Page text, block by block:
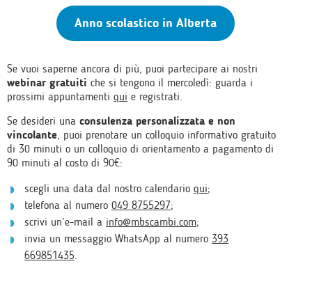
Anno scolastico in Alberta
Se vuoi saperne ancora di più, puoi partecipare ai nostri
webinar gratuiti che si tengono il mercoledì: guarda i
prossimi appuntamenti qui e registrati.
Se desideri una consulenza personalizzata e non
vincolante, puoi prenotare un colloquio informativo gratuito
di 30 minuti o un colloquio di orientamento a pagamento di
90 minuti al costo di 90€:
scegli una data dal nostro calendario qui;
telefona al numero 049 8755297;
scrivi un’e-mail a info@mbscambi.com;
invia un messaggio WhatsApp al numero 393
669851435.